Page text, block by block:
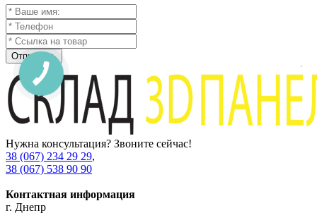
Отправить
Нужна консультация? Звоните сейчас!
38 (067) 234 29 29,
38 (067) 538 90 90
Контактная информация
г. Днепр